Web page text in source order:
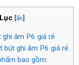
[ẩn]
âm P6 giá rẻ
bút ghi âm P6 giá rẻ
bao gồm: